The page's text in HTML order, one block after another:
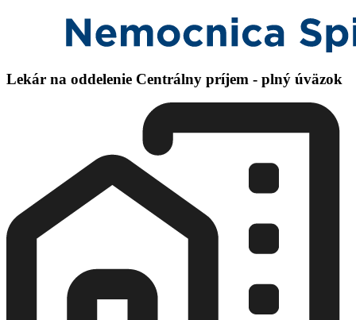
Lekár na oddelenie Centrálny príjem - plný úväzok